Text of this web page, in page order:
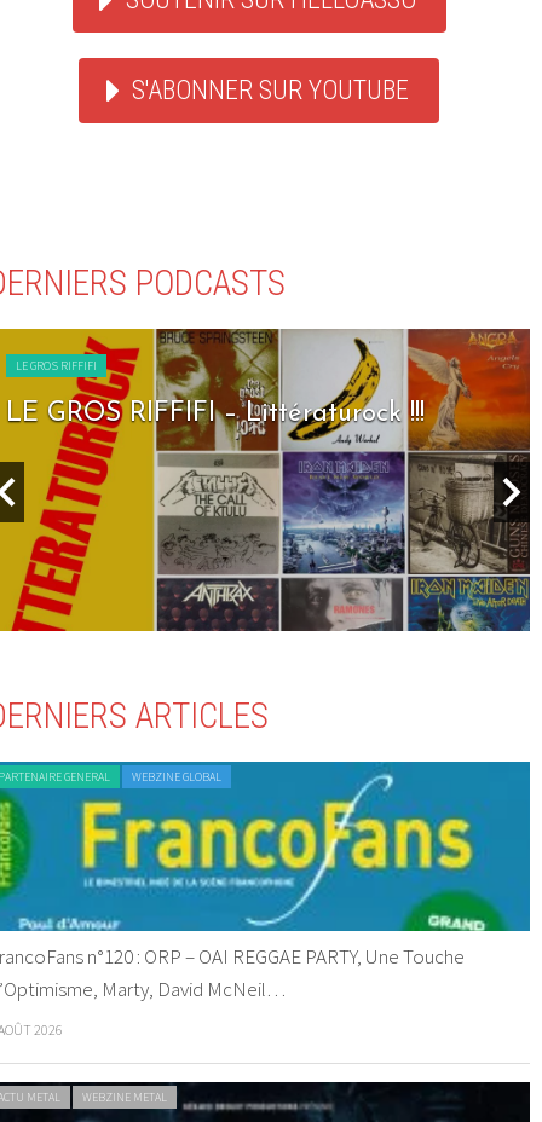
S'ABONNER SUR YOUTUBE
PODCASTS
LE GROS RIFFIFI
LE GROS RIFFIFI – Littératurock !!!
ARTICLES
GENERAL WEBZINE GLOBAL
n°120 : ORP – OAI REGGAE PARTY, Une Touche
Marty, David McNeil…
2026
METAL WEBZINE METAL